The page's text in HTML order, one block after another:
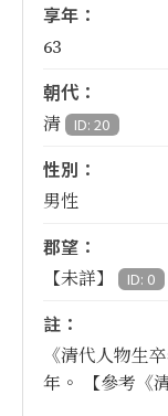
享年：
63
朝代：
清 ID: 20
性別：
男性
郡望：
【未詳】 ID: 0
註：
《清代人物生
年。 【參考《